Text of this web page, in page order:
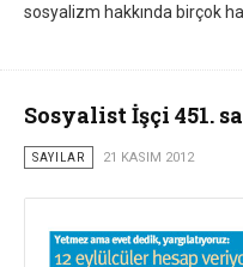
sosyalizm hakkında birçok
Sosyalist İşçi 451.
SAYILAR 21 KASIM 2012